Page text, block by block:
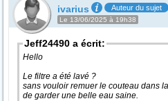
ivarius Auteur du sujet
Le 13/06/2025 à 19h38
Jeff24490 a écrit:
Hello
Le filtre a été lavé ?
sans vouloir remuer le couteau dans
de garder une belle eau saine.